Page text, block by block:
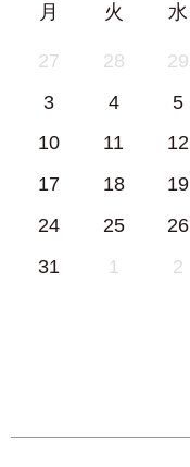
月
火 水
27 28 29
3
4 5
10
11 12
17
18 19
24
25 26
31
1 2